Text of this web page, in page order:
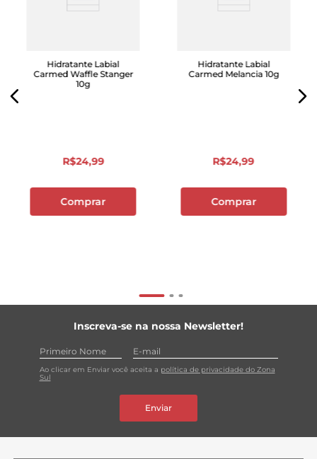
Hidratante Labial
Carmed Waffle Stanger
10g
R$24,99
Comprar
Hidratante Labial
Carmed Melancia 10g
R$24,99
Comprar
Inscreva-se na nossa Newsletter!
Ao clicar em Enviar você aceita a política de privacidade do Zona
Sul
Enviar